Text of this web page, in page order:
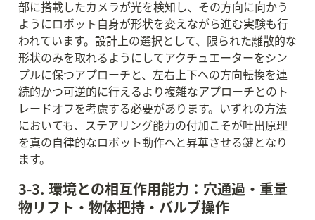
部に搭載したカメラが光を検知し、その方向に向かう
ようにロボット自身が形状を変えながら進む実験も行
われています。設計上の選択として、限られた離散的な
形状のみを取れるようにしてアクチュエーターをシン
プルに保つアプローチと、左右上下への方向転換を連
続的かつ可逆的に行えるより複雑なアプローチとのト
レードオフを考慮する必要があります。いずれの方法
においても、ステアリング能力の付加こそが吐出原理
を真の自律的なロボット動作へと昇華させる鍵となり
ます。
3-3. 環境との相互作用能力：穴通過・重量
物リフト・物体把持・バルブ操作